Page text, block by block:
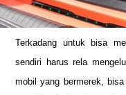
Terkadang untuk bisa
sendiri harus rela
mobil yang bermerek,